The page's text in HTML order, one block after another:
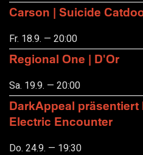
Carson | Suicide
Fr. 18.9. — 20:00
Regional One | D'Or
Sa. 19.9. — 20:00
DarkAppeal präsentiert
Electric Encounter
Do. 24.9. — 19:30